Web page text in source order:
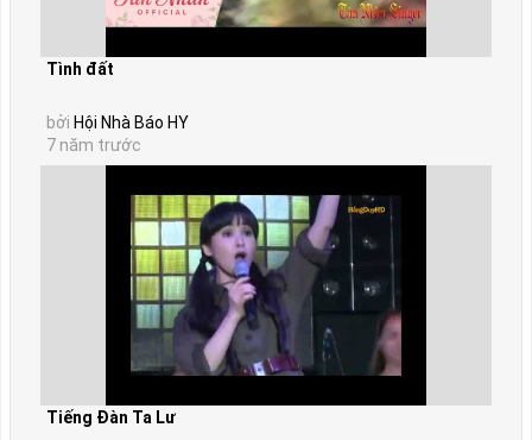
Tình đất
bởi Hội Nhà Báo HY
7 năm trước
Tiếng Đàn Ta Lư